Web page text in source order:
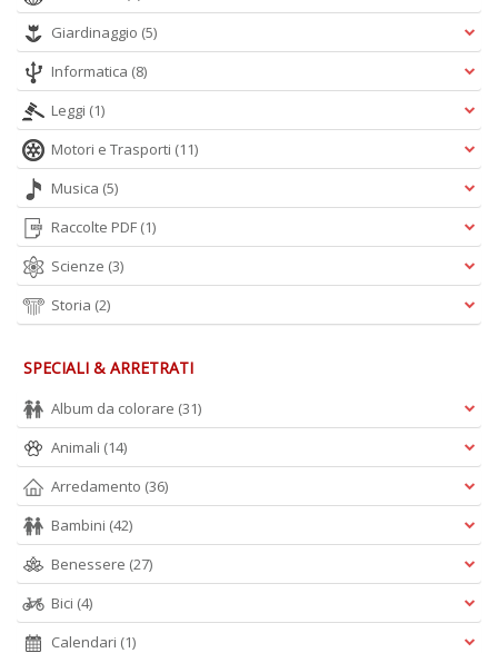
Giardinaggio (5)
Informatica (8)
Leggi (1)
Motori e Trasporti (11)
Musica (5)
Raccolte PDF (1)
Scienze (3)
Storia (2)
SPECIALI & ARRETRATI
Album da colorare (31)
Animali (14)
Arredamento (36)
Bambini (42)
Benessere (27)
Bici (4)
Calendari (1)